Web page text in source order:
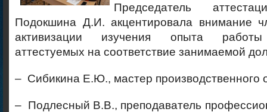
Председатель
Подокшина Д.И. акцентировала внимание
активизации изучения опыта работы
аттестуемых на соответствие занимаемой
– Сибикина Е.Ю., мастер производственного
– Подлесный В.В., преподаватель